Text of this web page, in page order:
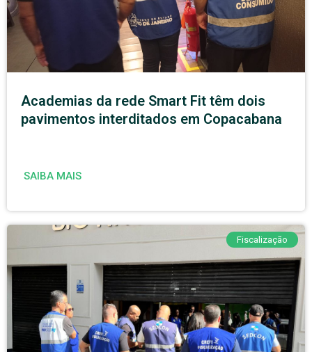
Academias da rede Smart Fit têm dois
pavimentos interditados em Copacabana
SAIBA MAIS
Fiscalização